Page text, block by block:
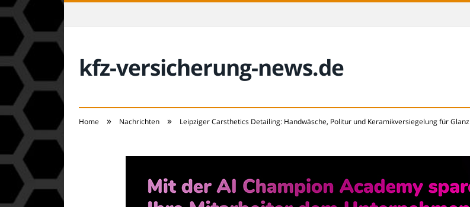
kfz-versicherung-news.de
Home » Nachrichten » Leipziger Carsthetics Detailing: Handwäsche, Politur und Keramikversiegelung für Glanz